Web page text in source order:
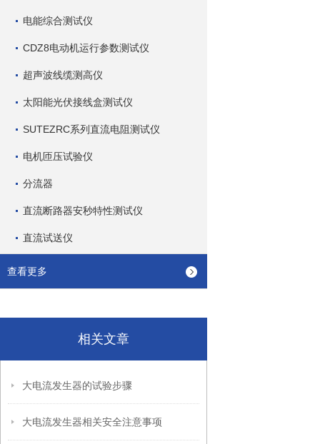
电能综合测试仪
CDZ8电动机运行参数测试仪
超声波线缆测高仪
太阳能光伏接线盒测试仪
SUTEZRC系列直流电阻测试仪
电机匝压试验仪
分流器
直流断路器安秒特性测试仪
直流试送仪
查看更多
相关文章
大电流发生器的试验步骤
大电流发生器相关安全注意事项